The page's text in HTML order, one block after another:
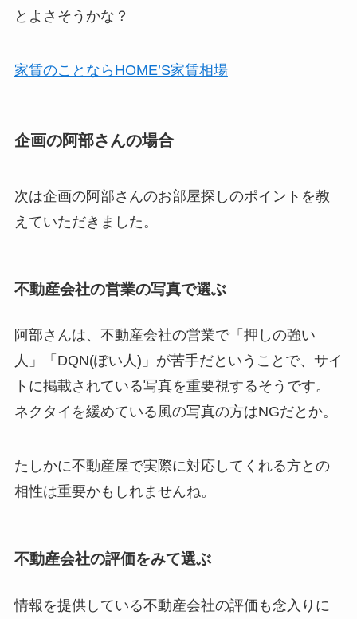
とよさそうかな？
家賃のことならHOME’S家賃相場
企画の阿部さんの場合
次は企画の阿部さんのお部屋探しのポイントを教
えていただきました。
不動産会社の営業の写真で選ぶ
阿部さんは、不動産会社の営業で「押しの強い
人」「DQN(ぽい人)」が苦手だということで、サイ
トに掲載されている写真を重要視するそうです。
ネクタイを緩めている風の写真の方はNGだとか。
たしかに不動産屋で実際に対応してくれる方との
相性は重要かもしれませんね。
不動産会社の評価をみて選ぶ
情報を提供している不動産会社の評価も念入りに